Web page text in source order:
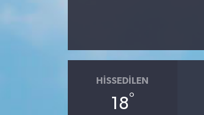
HISSEDILEN
18°